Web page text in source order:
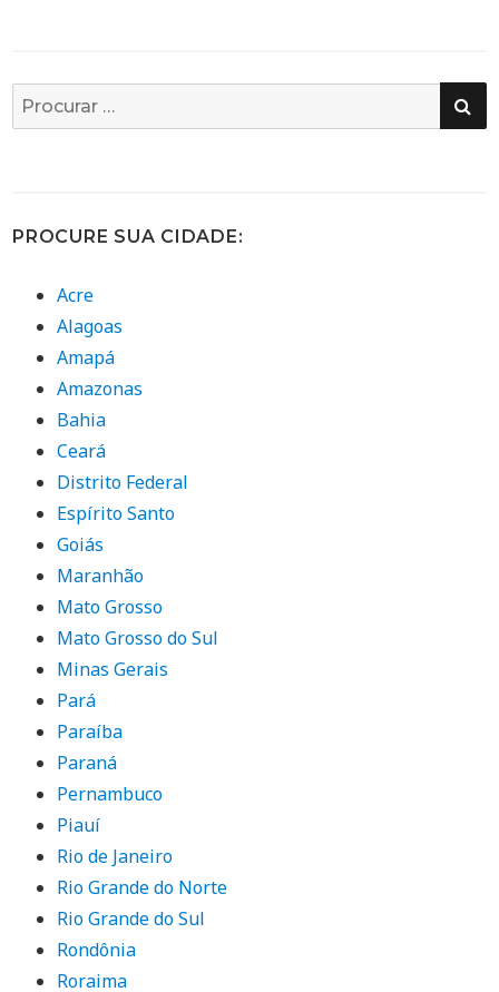
Busca
por:
PROCURE SUA CIDADE:
Acre
Alagoas
Amapá
Amazonas
Bahia
Ceará
Distrito Federal
Espírito Santo
Goiás
Maranhão
Mato Grosso
Mato Grosso do Sul
Minas Gerais
Pará
Paraíba
Paraná
Pernambuco
Piauí
Rio de Janeiro
Rio Grande do Norte
Rio Grande do Sul
Rondônia
Roraima